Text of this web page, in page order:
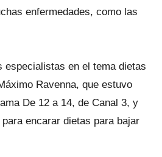
enfermedades, como las
especialistas en el tema dietas
Ravenna, que estuvo
De 12 a 14, de Canal 3, y
encarar dietas para bajar